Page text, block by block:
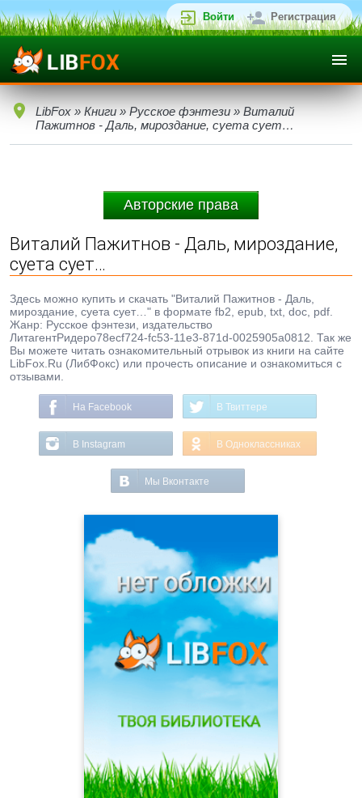
Войти Регистрация
LibFox » Книги » Русское фэнтези » Виталий
Пажитнов - Даль, мироздание, суета сует…
Авторские права
Виталий Пажитнов - Даль, мироздание,
суета сует…
Здесь можно купить и скачать "Виталий Пажитнов - Даль,
мироздание, суета сует…" в формате fb2, epub, txt, doc, pdf.
Жанр: Русское фэнтези, издательство
ЛитагентРидеро78ecf724-fc53-11e3-871d-0025905a0812. Так же
Вы можете читать ознакомительный отрывок из книги на сайте
LibFox.Ru (ЛибФокс) или прочесть описание и ознакомиться с
отзывами.
На Facebook В Твиттере
В Instagram В Одноклассниках
Мы Вконтакте